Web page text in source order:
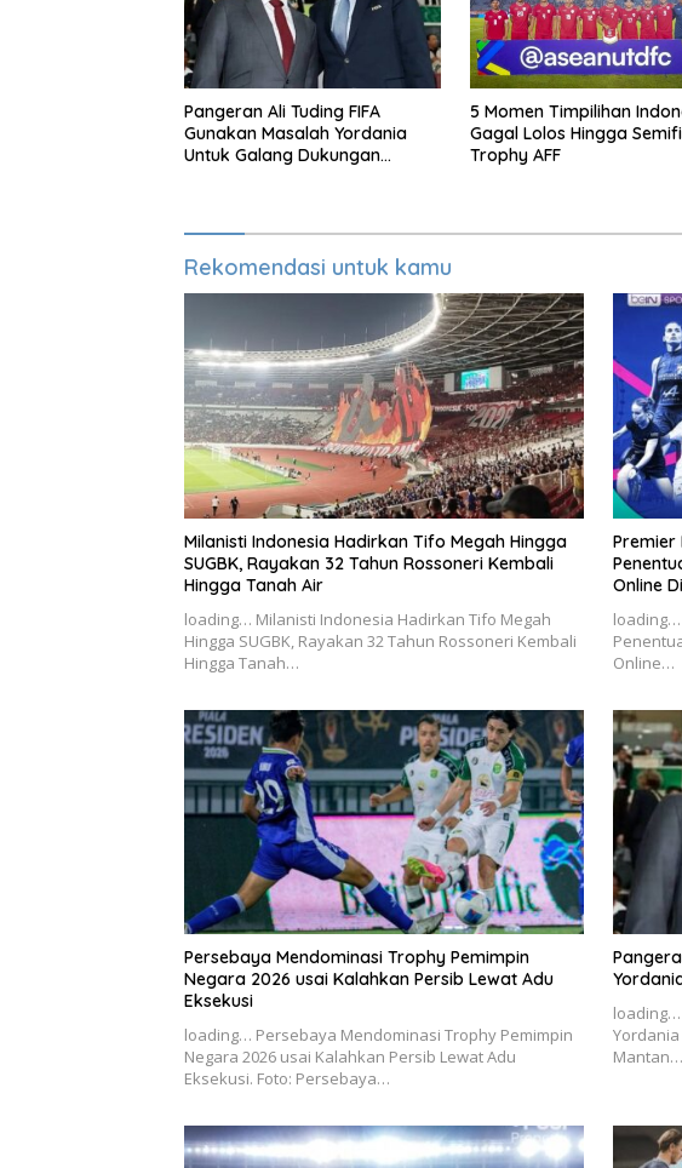
Pangeran Ali Tuding FIFA
Gunakan Masalah Yordania
Untuk Galang Dukungan
5 Momen Timpilihan
Gagal Lolos Hingga
Trophy AFF
Rekomendasi untuk kamu
Milanisti Indonesia Hadirkan Tifo Megah Hingga
SUGBK, Rayakan 32 Tahun Rossoneri Kembali
Hingga Tanah Air
loading… Milanisti Indonesia Hadirkan Tifo Megah
Hingga SUGBK, Rayakan 32 Tahun Rossoneri Kembali
Hingga Tanah…
Premier
Online
loading…
Online…
Persebaya Mendominasi Trophy Pemimpin
Negara 2026 usai Kalahkan Persib Lewat Adu
Eksekusi
loading… Persebaya Mendominasi Trophy Pemimpin
Negara 2026 usai Kalahkan Persib Lewat Adu
Eksekusi. Foto: Persebaya…
loading…
Yordania
Mantan…